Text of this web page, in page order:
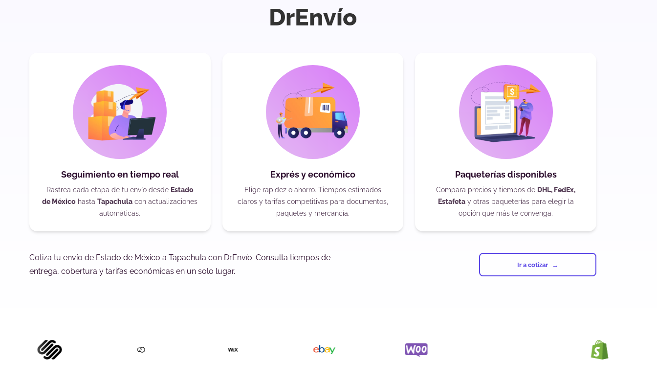
DrEnvío
Seguimiento en tiempo real
Rastrea cada etapa de tu envío desde Estado
de México hastaTapachula con actualizaciones
automáticas.
Exprés y económico
Elige rapidez o ahorro. Tiempos estimados
claros y tarifas competitivas para documentos,
paquetes y mercancía.
Paqueterías disponibles
Compara precios y tiempos de DHL, FedEx,
Estafetay otras paqueterías para elegir la
opción que más te convenga.
Cotiza tu envío de Estado de México a Tapachula con DrEnvío. Consulta tiempos de
entrega, cobertura y tarifas económicas en un solo lugar.
Ir a cotizar